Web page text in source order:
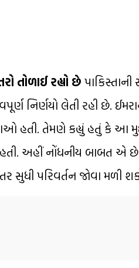
તોળાઈ રહ્યો છે
નિર્ણયો લેતી રહી છે.
હતી. તેમણે કહ્યું હતું કે આ
અહીં નોંધનીય બાબત એ
સુધી પરિવર્તન જોવા મળી